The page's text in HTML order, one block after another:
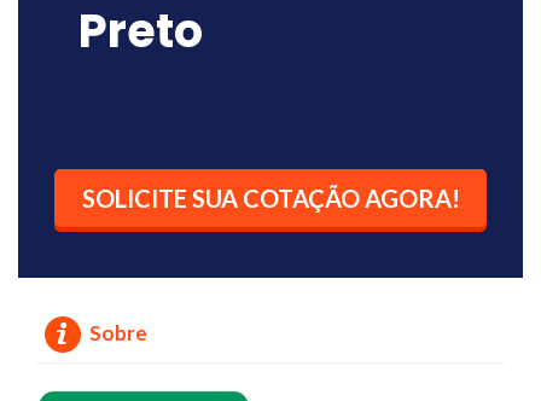
Preto
SOLICITE SUA COTAÇÃO AGORA!
Sobre